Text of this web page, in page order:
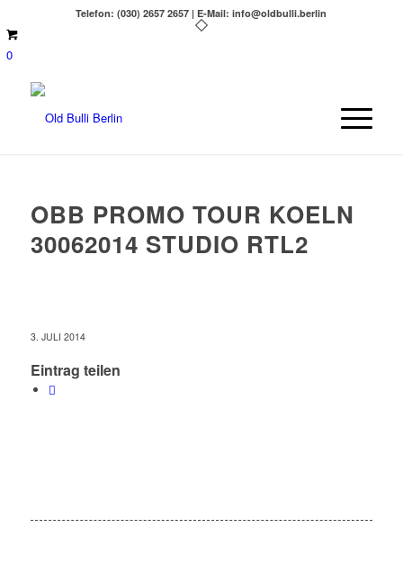
Telefon: (030) 2657 2657 | E-Mail: info@oldbulli.berlin
0
OBB PROMO TOUR KOELN
30062014 STUDIO RTL2
3. JULI 2014
Eintrag teilen